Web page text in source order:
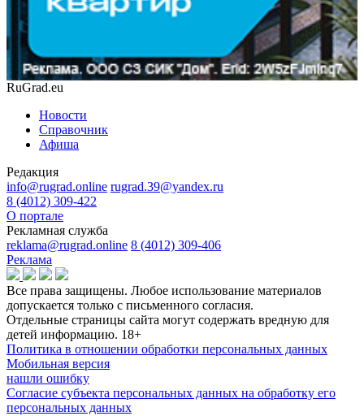
RuGrad.eu
Новости
Справочник
Афиша
Редакция
info@rugrad.online rugrad.39@yandex.ru
8 (4012) 309-422
О портале
Рекламная служба
reklama@rugrad.online 8 (4012) 309-406
Реклама
Все права защищены. Любое использование материалов
допускается только с письменного согласия.
Отдельные страницы сайта могут содержать вредную для
детей информацию. 18+
Политика в отношении обработки персональных данных
Мобильная версия
нашли ошибку
Согласие субъекта персональных данных на обработку его
персональных данных